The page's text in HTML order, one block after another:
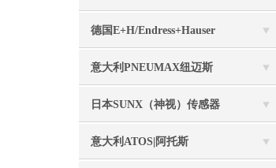
德国E+H/Endress+Hauser
意大利PNEUMAX纽迈斯
日本SUNX（神视）传感器
意大利ATOS|阿托斯